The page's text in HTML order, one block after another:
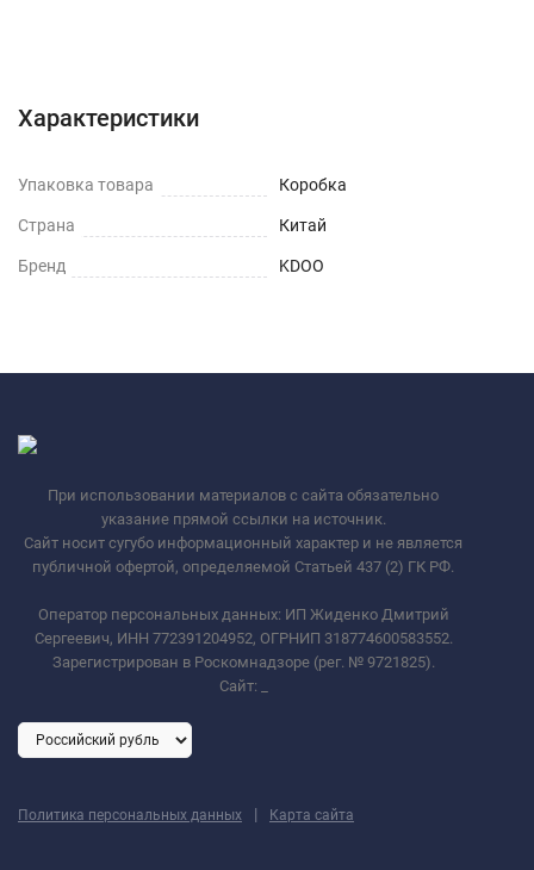
Характеристики
Упаковка товара Коробка
Страна Китай
Бренд KDOO
При использовании материалов с сайта обязательно
указание прямой ссылки на источник.
Сайт носит сугубо информационный характер и не является
публичной офертой, определяемой Статьей 437 (2) ГК РФ.
Оператор персональных данных: ИП Жиденко Дмитрий
Сергеевич, ИНН 772391204952, ОГРНИП 318774600583552.
Зарегистрирован в Роскомнадзоре (рег. № 9721825).
Сайт:
Политика персональных данных | Карта сайта